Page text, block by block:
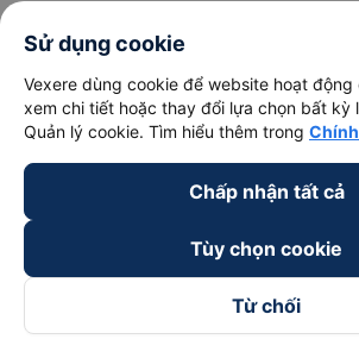
Về chúng tôi
Hỗ trợ
Trở thành đối tác
Đối tác thanh toán
Sử dụng cookie
Vexere dùng cookie để website hoạt động
xem chi tiết hoặc thay đổi lựa chọn bất kỳ
Quản lý cookie. Tìm hiểu thêm trong
Chấp nhận tất cả
Tùy chọn cookie
Từ chối